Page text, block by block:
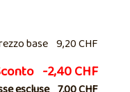
base 9,20 CHF
-2,40 CHF